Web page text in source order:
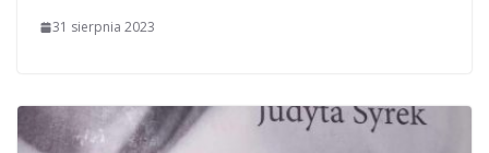
31 sierpnia 2023